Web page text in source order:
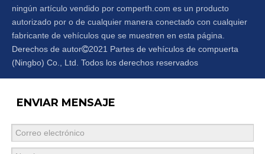
ningún artículo vendido por comperth.com es un producto
autorizado por o de cualquier manera conectado con cualquier
fabricante de vehículos que se muestren en esta página.
Derechos de autor2021 Partes de vehículos de compuerta
(Ningbo) Co., Ltd. Todos los derechos reservados
ENVIAR MENSAJE